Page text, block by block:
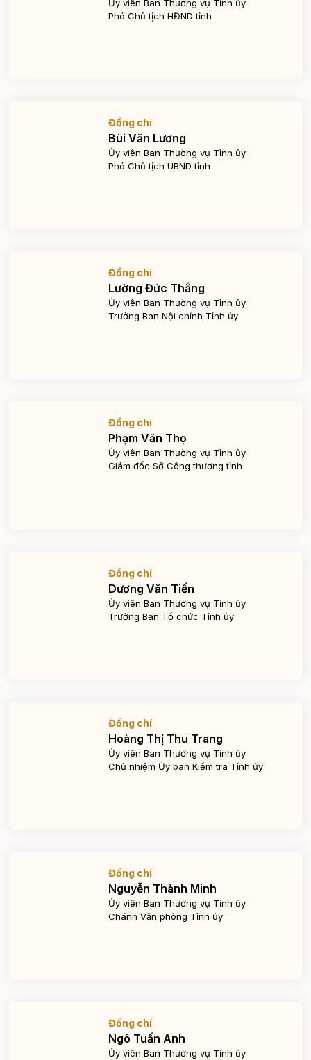
Ủy viên Ban Thường vụ Tỉnh ủy
Phó Chủ tịch HĐND tỉnh
Đồng chí
Bùi Văn Lương
Ủy viên Ban Thường vụ Tỉnh ủy
Phó Chủ tịch UBND tỉnh
Đồng chí
Lường Đức Thắng
Ủy viên Ban Thường vụ Tỉnh ủy
Trưởng Ban Nội chính Tỉnh ủy
Đồng chí
Phạm Văn Thọ
Ủy viên Ban Thường vụ Tỉnh ủy
Giám đốc Sở Công thương tỉnh
Đồng chí
Dương Văn Tiến
Ủy viên Ban Thường vụ Tỉnh ủy
Trưởng Ban Tổ chức Tỉnh ủy
Đồng chí
Hoàng Thị Thu Trang
Ủy viên Ban Thường vụ Tỉnh ủy
Chủ nhiệm Ủy ban Kiểm tra Tỉnh ủy
Đồng chí
Nguyễn Thành Minh
Ủy viên Ban Thường vụ Tỉnh ủy
Chánh Văn phòng Tỉnh ủy
Đồng chí
Ngô Tuấn Anh
Ủy viên Ban Thường vụ Tỉnh ủy